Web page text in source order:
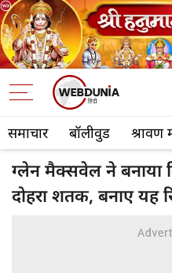
समाचार बॉलीवुड श्रावण
ग्लेन मैक्सवेल ने बनाया
दोहरा शतक, बनाए यह